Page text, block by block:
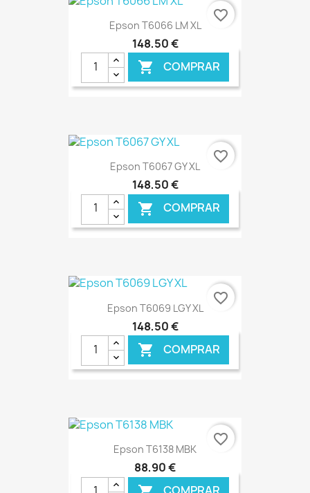
€ ONLINE
Epson T6066 LM XL
148,50 €
 COMPRAR
€ ONLINE
favorite_border
Epson T6067 GY XL
148,50 €
 COMPRAR
€ ONLINE
favorite_border
Epson T6069 LGY XL
148,50 €
 COMPRAR
€ ONLINE
favorite_border
Epson T6138 MBK
88,90 €
favorite_border